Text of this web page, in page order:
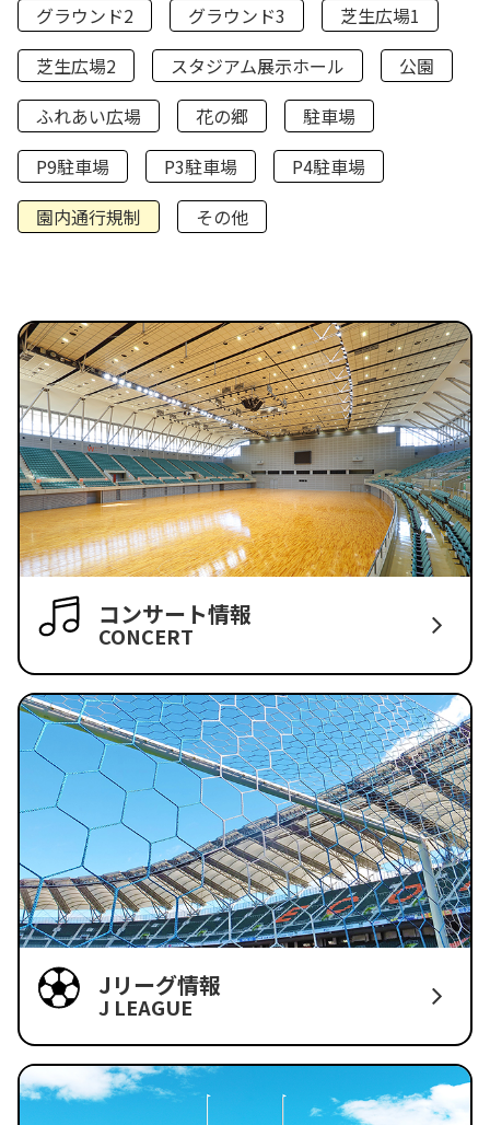
グラウンド2
グラウンド3
芝生広場1
芝生広場2
スタジアム展示ホール
公園
ふれあい広場
花の郷
駐車場
P9駐車場
P3駐車場
P4駐車場
園内通行規制
その他
コンサート情報
CONCERT
Jリーグ情報
J LEAGUE